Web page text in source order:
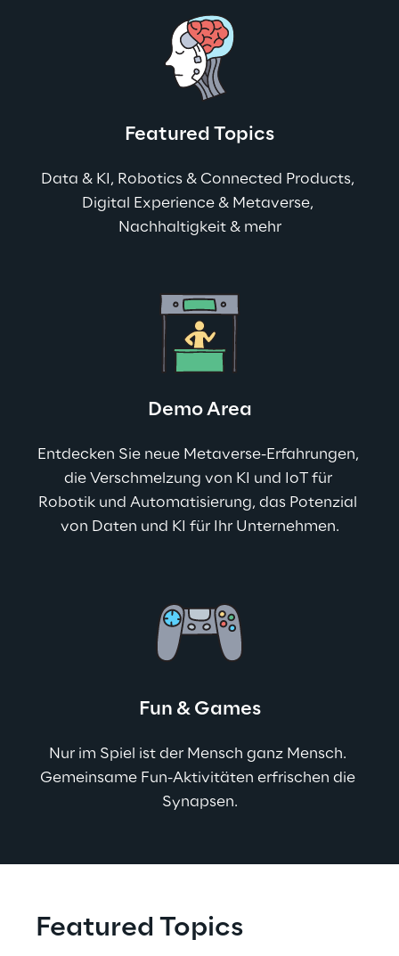
Featured Topics
Data & KI, Robotics & Connected Products,
Digital Experience & Metaverse,
Nachhaltigkeit & mehr
Demo Area
Entdecken Sie neue Metaverse-Erfahrungen,
die Verschmelzung von KI und IoT für
Robotik und Automatisierung, das Potenzial
von Daten und KI für Ihr Unternehmen.
Fun & Games
Nur im Spiel ist der Mensch ganz Mensch.
Gemeinsame Fun-Aktivitäten erfrischen die
Synapsen.
Featured Topics